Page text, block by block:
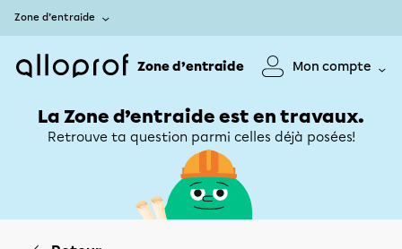
Zone d’entraide
Zone d’entraide Mon compte
La Zone d’entraide est en travaux.
Retrouve ta question parmi celles déjà posées!